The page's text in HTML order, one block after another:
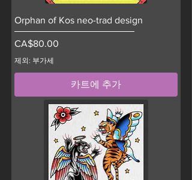
Orphan of Kos neo-trad design
가격
CA$80.00
제외: 부가세
카트에 추가